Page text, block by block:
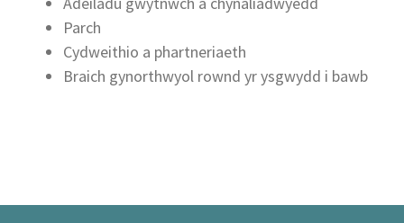
Parch
Cydweithio a phartneriaeth
Braich gynorthwyol rownd yr ysgwydd i bawb